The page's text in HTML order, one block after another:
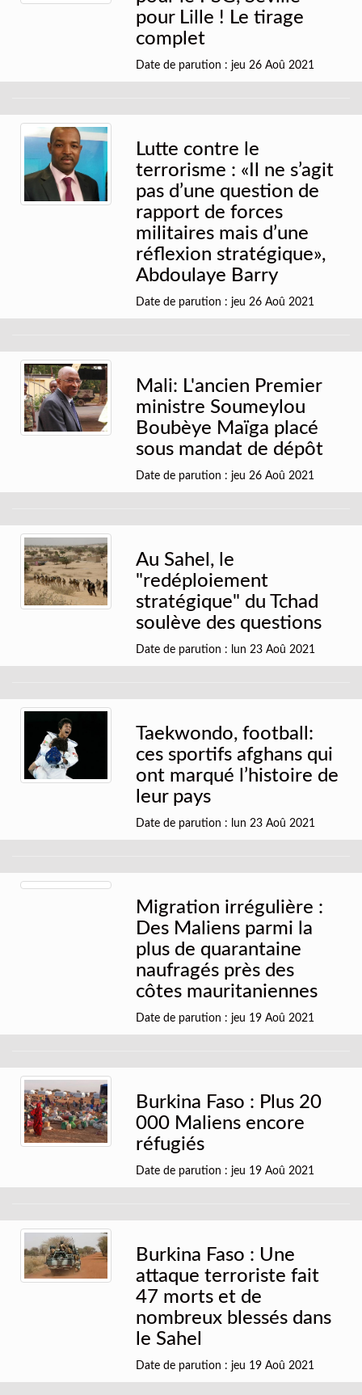
pour Lille ! Le tirage
complet
Date de parution : jeu 26 Aoû 2021
Lutte contre le
terrorisme : «Il ne s’agit
pas d’une question de
rapport de forces
militaires mais d’une
réflexion stratégique»,
Abdoulaye Barry
Date de parution : jeu 26 Aoû 2021
Mali: L'ancien Premier
ministre Soumeylou
Boubèye Maïga placé
sous mandat de dépôt
Date de parution : jeu 26 Aoû 2021
Au Sahel, le
"redéploiement
stratégique" du Tchad
soulève des questions
Date de parution : lun 23 Aoû 2021
Taekwondo, football:
ces sportifs afghans qui
ont marqué l’histoire de
leur pays
Date de parution : lun 23 Aoû 2021
Migration irrégulière :
Des Maliens parmi la
plus de quarantaine
naufragés près des
côtes mauritaniennes
Date de parution : jeu 19 Aoû 2021
Burkina Faso : Plus 20
000 Maliens encore
réfugiés
Date de parution : jeu 19 Aoû 2021
Burkina Faso : Une
attaque terroriste fait
47 morts et de
nombreux blessés dans
le Sahel
Date de parution : jeu 19 Aoû 2021